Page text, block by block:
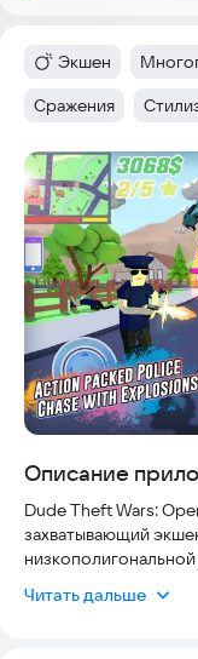
Категория
Экшен Тег:
Тег:
Сражения Тег:
Описание
Dude Theft Wars:
захватывающий
полностью
Читать дальше